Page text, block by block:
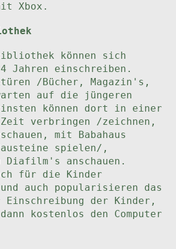
Xbox.
können sich
Jahren einschreiben.
/Bücher, Magazin's,
auf die jüngeren
können dort in einer
verbringen /zeichnen,
mit Babahaus
spielen/,
Diafilm's anschauen.
für die Kinder
auch popularisieren das
Einschreibung der Kinder,
kostenlos den Computer